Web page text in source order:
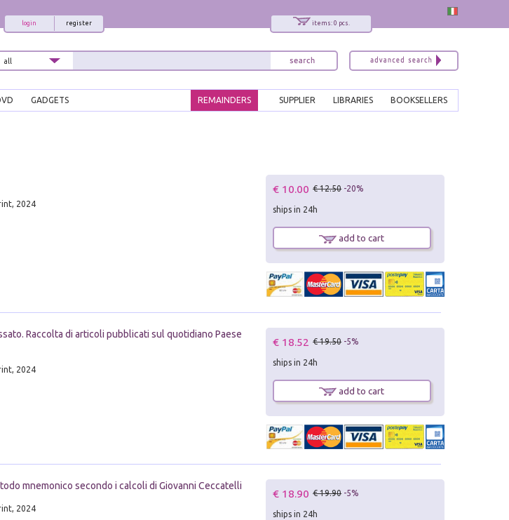
items: 0 pcs.
register
login
GADGETS BOOKSELLERS
LIBRARIES
SUPPLIER
REMAINDERS
2024
€ 10.00 € 12.50 -20%
ships in 24h
add to cart
Raccolta di articoli pubblicati sul quotidiano Paese
2024
€ 18.52 € 19.50 -5%
ships in 24h
add to cart
mnemonico secondo i calcoli di Giovanni Ceccatelli
2024
€ 18.90 € 19.90 -5%
ships in 24h